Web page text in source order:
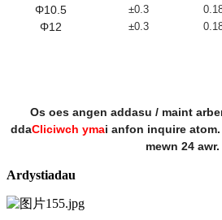
Φ10.5 ±0.3
Φ12 ±0.3
Os oes angen addasu / maint
ddaCliciwch ymai anfon inquire
mewn 24 awr.
Ardystiadau